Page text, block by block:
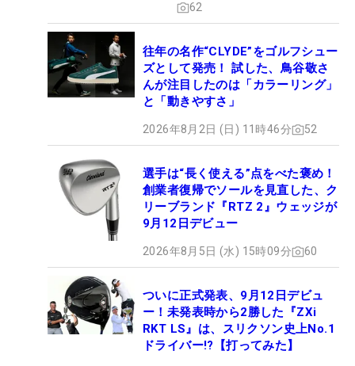
62
往年の名作“CLYDE”をゴルフシュー
ズとして発売！ 試した、鳥谷敬さ
んが注目したのは「カラーリング」
と「動きやすさ」
2026年8月2日 (日) 11時46分 52
選手は“長く使える”点をべた褒め！
創業者復帰でソールを見直した、ク
リーブランド『RTZ 2』ウェッジが
9月12日デビュー
2026年8月5日 (水) 15時09分 60
ついに正式発表、9月12日デビュ
ー！未発表時から2勝した『ZXi
RKT LS』は、スリクソン史上No.1
ドライバー!?【打ってみた】